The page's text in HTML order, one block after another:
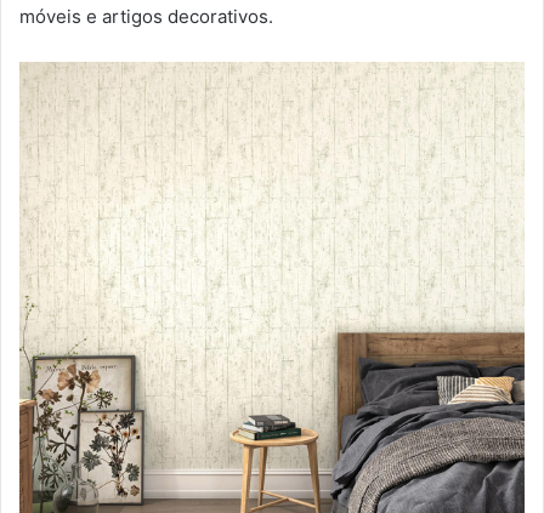
móveis e artigos decorativos.